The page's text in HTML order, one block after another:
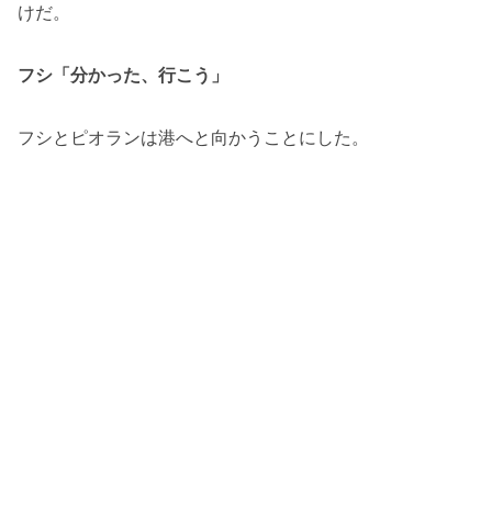
けだ。
フシ「分かった、行こう」
フシとピオランは港へと向かうことにした。